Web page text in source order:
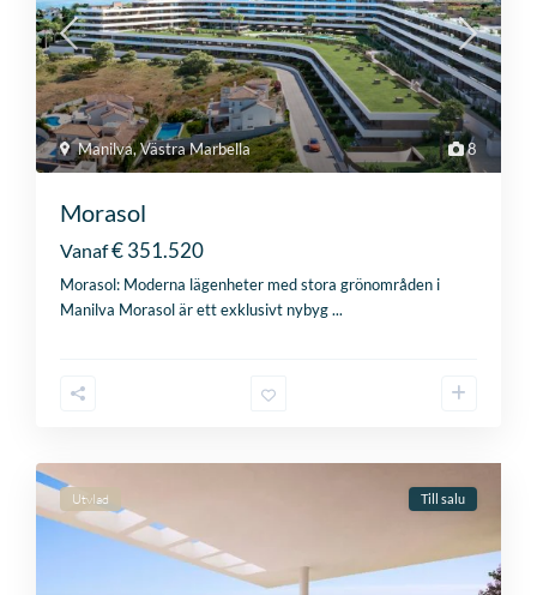
8
Manilva,Västra Marbella
Morasol
Vanaf€ 351.520
Morasol: Moderna lägenheter med stora grönområden i
Manilva Morasol är ett exklusivt nybyg...
Utvlad Till salu